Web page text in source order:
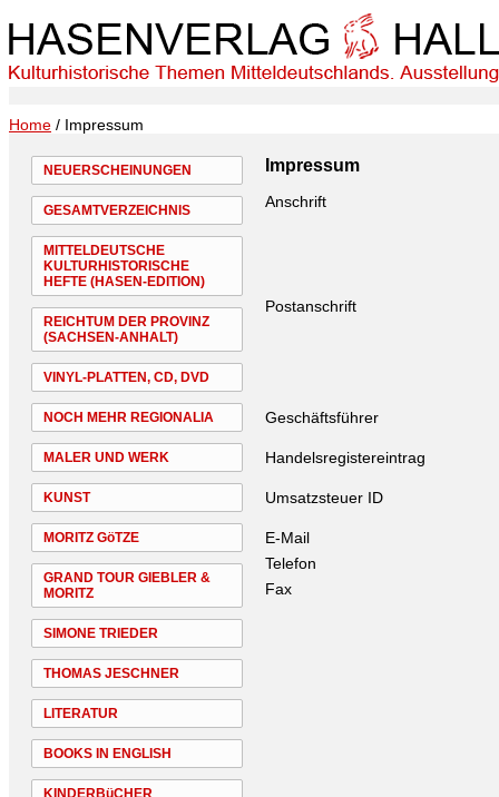
Home / Impressum
NEUERSCHEINUNGEN
GESAMTVERZEICHNIS
MITTELDEUTSCHE
KULTURHISTORISCHE
HEFTE (HASEN-EDITION)
REICHTUM DER PROVINZ
(SACHSEN-ANHALT)
VINYL-PLATTEN, CD, DVD
NOCH MEHR REGIONALIA
MALER UND WERK
KUNST
MORITZ GöTZE
GRAND TOUR GIEBLER &
MORITZ
SIMONE TRIEDER
THOMAS JESCHNER
LITERATUR
BOOKS IN ENGLISH
KINDERBüCHER
Impressum
Anschrift
Postanschrift
Geschäftsführer
Handelsregistereintrag
Umsatzsteuer ID
E-Mail
Telefon
Fax